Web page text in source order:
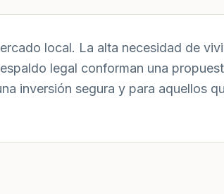
local. La alta necesidad de
legal conforman una
inversión segura y para aquellos